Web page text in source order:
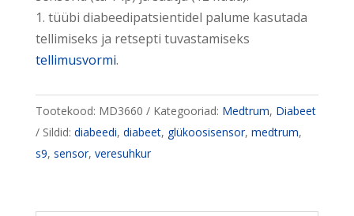
1. tüübi diabeedipatsientidel palume kasutada
tellimiseks ja retsepti tuvastamiseks
tellimusvormi.
Tootekood: MD3660 Kategooriad: Medtrum, Diabeet
Sildid: diabeedi, diabeet, glükoosisensor, medtrum,
s9, sensor, veresuhkur